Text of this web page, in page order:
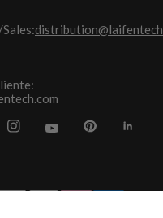
distribution@laifentech